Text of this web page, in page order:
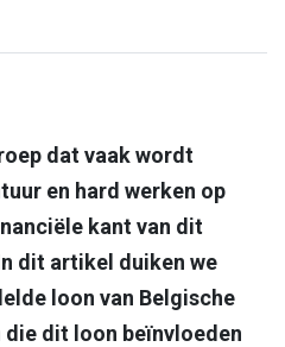
Mail
via link
dat vaak wordt
en hard werken op
kant van dit
dit artikel duiken we
loon van Belgische
dit loon beïnvloeden